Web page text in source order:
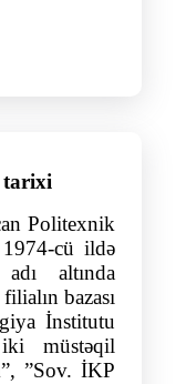
tarixi
Politexnik
cü ildə
altında
bazası
İnstitutu
müstəqil
”Sov. İKP